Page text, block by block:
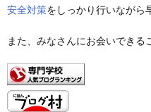
安全対策をしっかり行いながら
また、みなさんにお会いでき